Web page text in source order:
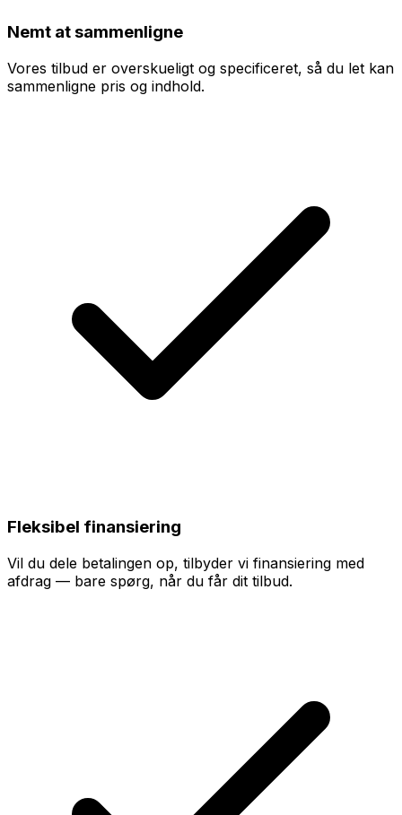
Nemt at sammenligne
Vores tilbud er overskueligt og specificeret, så du let kan
sammenligne pris og indhold.
Fleksibel finansiering
Vil du dele betalingen op, tilbyder vi finansiering med
afdrag — bare spørg, når du får dit tilbud.